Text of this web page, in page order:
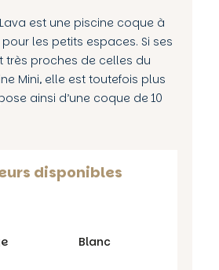
est une piscine coque à
les petits espaces. Si ses
très proches de celles du
Mini, elle est toutefois plus
ainsi d’une coque de 10
disponibles
Blanc